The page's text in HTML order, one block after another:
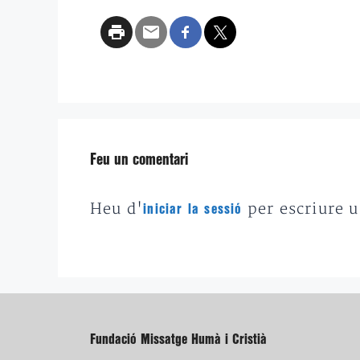
Feu un comentari
Heu d'iniciar la sessió per escriure
Fundació Missatge Humà i Cristià